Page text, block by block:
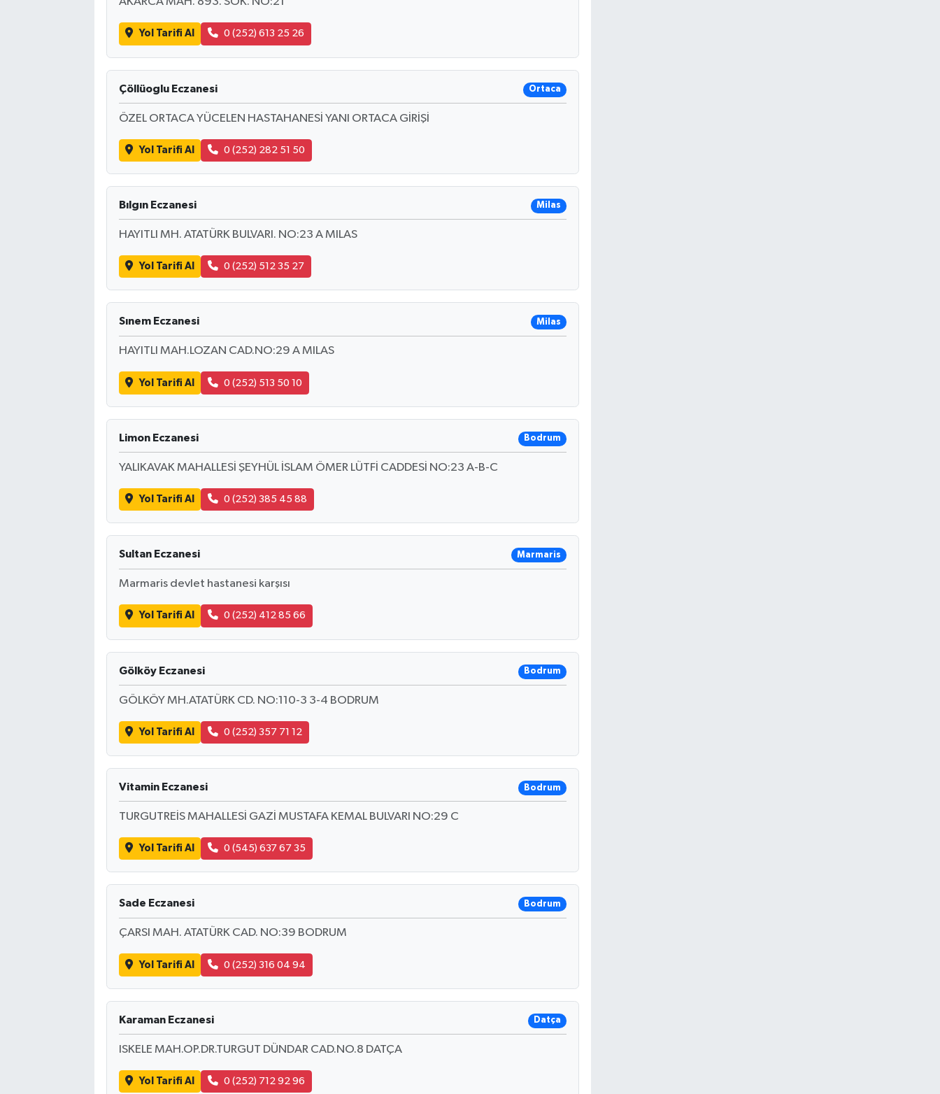
Yol Tarifi Al 0 (252) 613 25 26
Çöllüoglu Eczanesi Ortaca
ÖZEL ORTACA YÜCELEN HASTAHANESİ YANI ORTACA GİRİŞİ
Yol Tarifi Al 0 (252) 282 51 50
Bılgın Eczanesi Milas
HAYITLI MH. ATATÜRK BULVARI. NO:23 A MILAS
Yol Tarifi Al 0 (252) 512 35 27
Sınem Eczanesi Milas
HAYITLI MAH.LOZAN CAD.NO:29 A MILAS
Yol Tarifi Al 0 (252) 513 50 10
Limon Eczanesi Bodrum
YALIKAVAK MAHALLESİ ŞEYHÜL İSLAM ÖMER LÜTFİ CADDESİ NO:23 A-B-C
Yol Tarifi Al 0 (252) 385 45 88
Sultan Eczanesi Marmaris
Marmaris devlet hastanesi karşısı
Yol Tarifi Al 0 (252) 412 85 66
Gölköy Eczanesi Bodrum
GÖLKÖY MH.ATATÜRK CD. NO:110-3 3-4 BODRUM
Yol Tarifi Al 0 (252) 357 71 12
Vitamin Eczanesi Bodrum
TURGUTREİS MAHALLESİ GAZİ MUSTAFA KEMAL BULVARI NO:29 C
Yol Tarifi Al 0 (545) 637 67 35
Sade Eczanesi Bodrum
ÇARSI MAH. ATATÜRK CAD. NO:39 BODRUM
Yol Tarifi Al 0 (252) 316 04 94
Karaman Eczanesi Datça
ISKELE MAH.OP.DR.TURGUT DÜNDAR CAD.NO.8 DATÇA
Yol Tarifi Al 0 (252) 712 92 96